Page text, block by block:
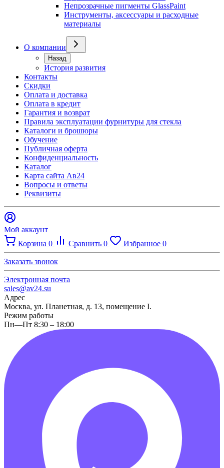
Непрозрачные пигменты GlassPaint
Инструменты, аксессуары и расходные
материалы
О компании
Назад
История развития
Контакты
Скидки
Оплата и доставка
Оплата в кредит
Гарантия и возврат
Правила эксплуатации фурнитуры для стекла
Каталоги и брошюры
Обучение
Публичная оферта
Конфиденциальность
Каталог
Карта сайта Ав24
Вопросы и ответы
Реквизиты
Мой аккаунт
Корзина 0 Сравнить 0 Избранное 0
Заказать звонок
Электронная почта
sales@av24.su
Адрес
Москва, ул. Планетная, д. 13, помещение I.
Режим работы
Пн—Пт 8:30 – 18:00